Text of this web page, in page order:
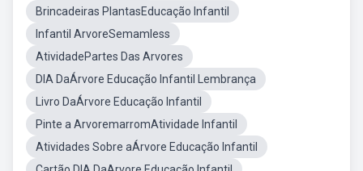
Brincadeiras PlantasEducação Infantil
Infantil ArvoreSemamless
AtividadePartes Das Arvores
DIA DaÁrvore Educação Infantil Lembrança
Livro DaÁrvore Educação Infantil
Pinte a ArvoremarromAtividade Infantil
Atividades Sobre aÁrvore Educação Infantil